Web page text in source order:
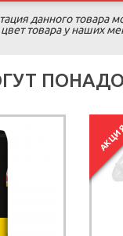
данного товара
цвет товара у наших